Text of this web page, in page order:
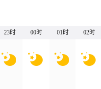
23时 00时 01时 02时